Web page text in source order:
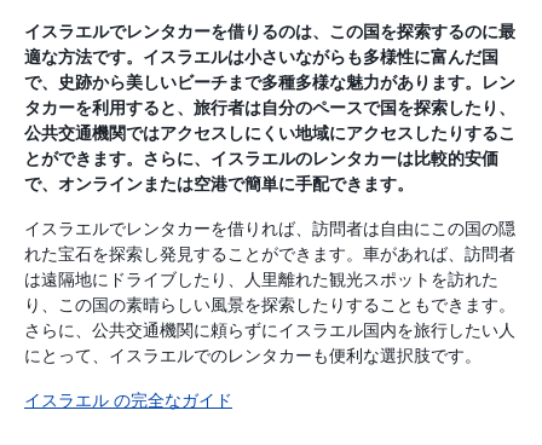
イスラエルでレンタカーを借りるのは、この国を探索するのに最
適な方法です。イスラエルは小さいながらも多様性に富んだ国
で、史跡から美しいビーチまで多種多様な魅力があります。レン
タカーを利用すると、旅行者は自分のペースで国を探索したり、
公共交通機関ではアクセスしにくい地域にアクセスしたりするこ
とができます。さらに、イスラエルのレンタカーは比較的安価
で、オンラインまたは空港で簡単に手配できます。
イスラエルでレンタカーを借りれば、訪問者は自由にこの国の隠
れた宝石を探索し発見することができます。車があれば、訪問者
は遠隔地にドライブしたり、人里離れた観光スポットを訪れた
り、この国の素晴らしい風景を探索したりすることもできます。
さらに、公共交通機関に頼らずにイスラエル国内を旅行したい人
にとって、イスラエルでのレンタカーも便利な選択肢です。
イスラエル の完全なガイド